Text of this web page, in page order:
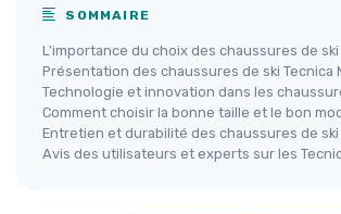
SOMMAIRE
L'importance du choix des chaussures de ski
Présentation des chaussures de ski Tecnica
Technologie et innovation dans les
Comment choisir la bonne taille et le bon
Entretien et durabilité des chaussures de ski
Avis des utilisateurs et experts sur les